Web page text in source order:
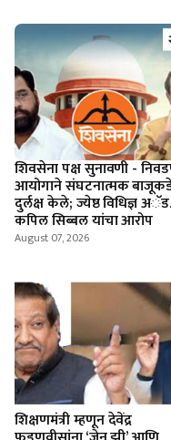
शिवसेना पक्ष सुनावणी -
आयोगाने संघटनात्मक
दुर्लक्ष केले; ज्येष्ठ विधिज्ञ अॅड.
कपिल सिब्बल यांचा आरोप
August 07, 2026
शिक्षणमंत्री म्हणून देवेंद्र